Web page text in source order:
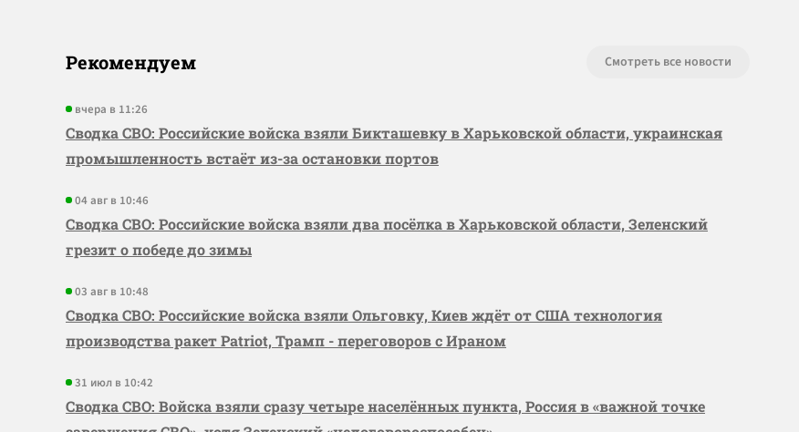
Рекомендуем Смотреть все новости
вчера в 11:26
Сводка СВО: Российские войска взяли Бикташевку в Харьковской области, украинская
промышленность встаёт из-за остановки портов
04 авг в 10:46
Сводка СВО: Российские войска взяли два посёлка в Харьковской области, Зеленский
грезит о победе до зимы
03 авг в 10:48
Сводка СВО: Российские войска взяли Ольговку, Киев ждёт от США технология
производства ракет Patriot, Трамп - переговоров с Ираном
31 июл в 10:42
Сводка СВО: Войска взяли сразу четыре населённых пункта, Россия в «важной точке